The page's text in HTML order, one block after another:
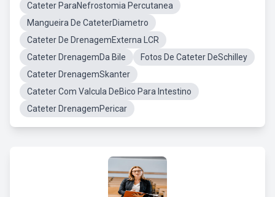
Cateter ParaNefrostomia Percutanea
Mangueira De CateterDiametro
Cateter De DrenagemExterna LCR
Cateter DrenagemDa Bile
Fotos De Cateter DeSchilley
Cateter DrenagemSkanter
Cateter Com Valcula DeBico Para Intestino
Cateter DrenagemPericar